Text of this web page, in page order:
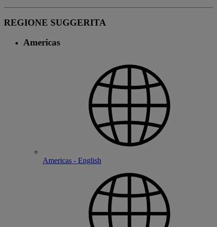
REGIONE SUGGERITA
Americas
Americas - English